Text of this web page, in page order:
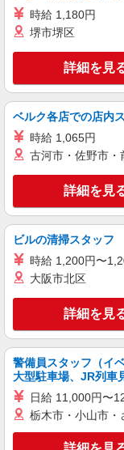
アルバイト パート
す
キープ
パート
ジョリーパスタ 高岡
キ
生
キープ
アルバイト
すき家 高岡中曽根店
ど
時給 1,180円
堺市堺区
詳細を見
ベルク各店での店内
時給 1,065円
古河市・佐野市・
詳細を見
ビルの清掃スタッフ
時給 1,200円〜
大阪市北区
詳細を見
警備員スタッフ（イ
大型駐車場、JR列車
日給 11,000円〜
栃木市・小山市・